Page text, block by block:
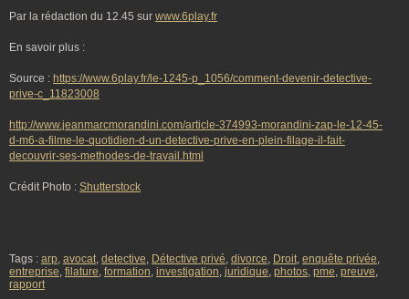
Par la rédaction du 12.45 sur www.6play.fr
En savoir plus :
Source : https://www.6play.fr/le-1245-p_1056/comment-devenir-detective-
prive-c_11823008
http://www.jeanmarcmorandini.com/article-374993-morandini-zap-le-12-45-
d-m6-a-filme-le-quotidien-d-un-detective-prive-en-plein-filage-il-fait-
decouvrir-ses-methodes-de-travail.html
Crédit Photo : Shutterstock
Tags : arp, avocat, detective, Détective privé, divorce, Droit, enquête privée,
entreprise, filature, formation, investigation, juridique, photos, pme, preuve,
rapport